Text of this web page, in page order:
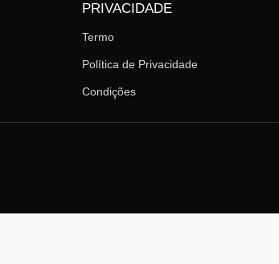
PRIVACIDADE
Termo
Política de Privacidade
Condições